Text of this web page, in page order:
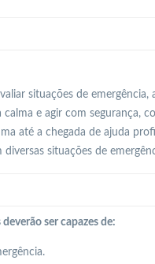
situações de emergência,
e agir com segurança,
até a chegada de ajuda
situações de
ser capazes de: